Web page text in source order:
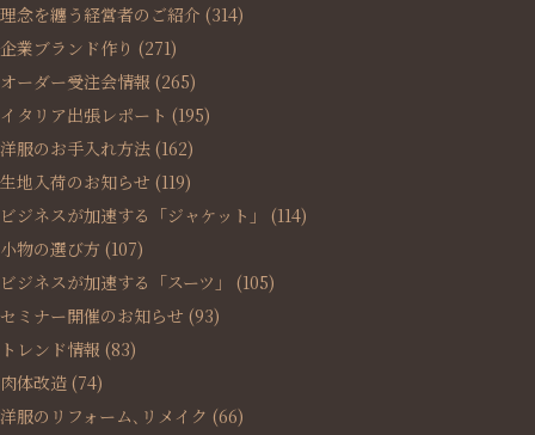
理念を纏う経営者のご紹介 (314)
企業ブランド作り (271)
オーダー受注会情報 (265)
イタリア出張レポート (195)
洋服のお手入れ方法 (162)
生地入荷のお知らせ (119)
ビジネスが加速する「ジャケット」
(114)
小物の選び方 (107)
ビジネスが加速する「スーツ」
(105)
セミナー開催のお知らせ (93)
トレンド情報 (83)
肉体改造 (74)
洋服のリフォーム､リメイク (66)